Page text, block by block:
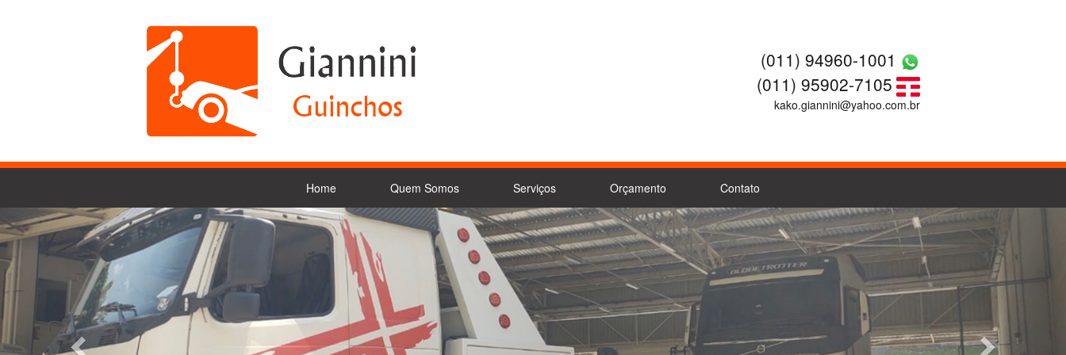
(011) 94960-1001
(011) 95902-7105
kako.giannini@yahoo.com.br
Home Quem Somos Serviços Orçamento Contato
Previous Next